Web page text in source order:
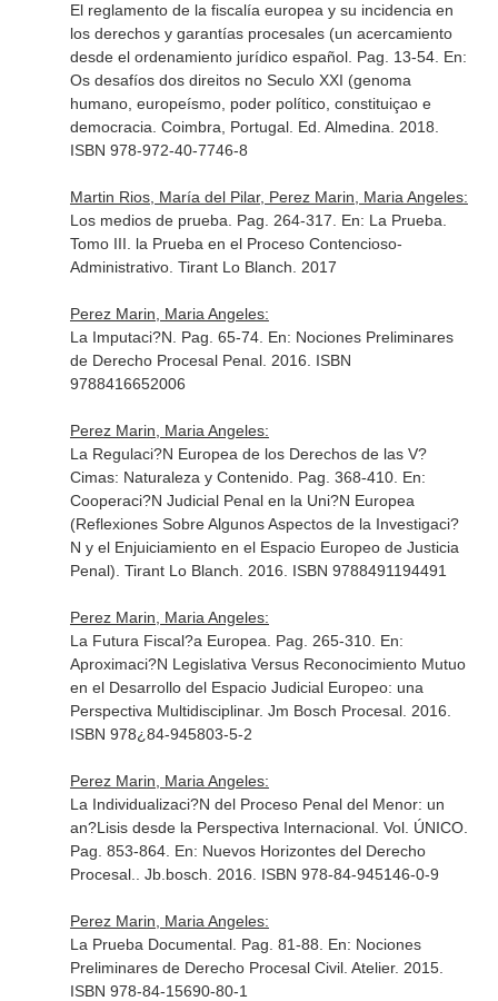
El reglamento de la fiscalía europea y su incidencia en
los derechos y garantías procesales (un acercamiento
desde el ordenamiento jurídico español. Pag. 13-54. En:
Os desafíos dos direitos no Seculo XXI (genoma
humano, europeísmo, poder político, constituiçao e
democracia . Coimbra, Portugal. Ed. Almedina. 2018.
ISBN 978-972-40-7746-8
Martin Rios, María del Pilar, Perez Marin, Maria Angeles:
Los medios de prueba. Pag. 264-317. En: La Prueba.
Tomo III. la Prueba en el Proceso Contencioso-
Administrativo. Tirant Lo Blanch. 2017
Perez Marin, Maria Angeles:
La Imputaci?N. Pag. 65-74. En: Nociones Preliminares
de Derecho Procesal Penal. 2016. ISBN
9788416652006
Perez Marin, Maria Angeles:
La Regulaci?N Europea de los Derechos de las V?
Cimas: Naturaleza y Contenido. Pag. 368-410. En:
Cooperaci?N Judicial Penal en la Uni?N Europea
(Reflexiones Sobre Algunos Aspectos de la Investigaci?
N y el Enjuiciamiento en el Espacio Europeo de Justicia
Penal) . Tirant Lo Blanch. 2016. ISBN 9788491194491
Perez Marin, Maria Angeles:
La Futura Fiscal?a Europea. Pag. 265-310. En:
Aproximaci?N Legislativa Versus Reconocimiento Mutuo
en el Desarrollo del Espacio Judicial Europeo: una
Perspectiva Multidisciplinar. Jm Bosch Procesal. 2016.
ISBN 978¿84-945803-5-2
Perez Marin, Maria Angeles:
La Individualizaci?N del Proceso Penal del Menor: un
an?Lisis desde la Perspectiva Internacional. Vol. ÚNICO.
Pag. 853-864. En: Nuevos Horizontes del Derecho
Procesal.
. Jb.bosch. 2016. ISBN 978-84-945146-0-9
Perez Marin, Maria Angeles:
La Prueba Documental. Pag. 81-88. En: Nociones
Preliminares de Derecho Procesal Civil. Atelier. 2015.
ISBN 978-84-15690-80-1